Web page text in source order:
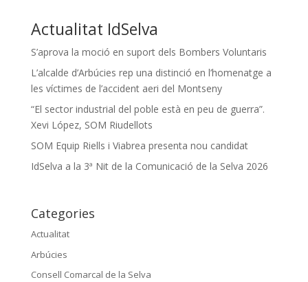
Actualitat IdSelva
S’aprova la moció en suport dels Bombers Voluntaris
L’alcalde d’Arbúcies rep una distinció en l’homenatge a
les víctimes de l’accident aeri del Montseny
“El sector industrial del poble està en peu de guerra”.
Xevi López, SOM Riudellots
SOM Equip Riells i Viabrea presenta nou candidat
IdSelva a la 3ª Nit de la Comunicació de la Selva 2026
Categories
Actualitat
Arbúcies
Consell Comarcal de la Selva